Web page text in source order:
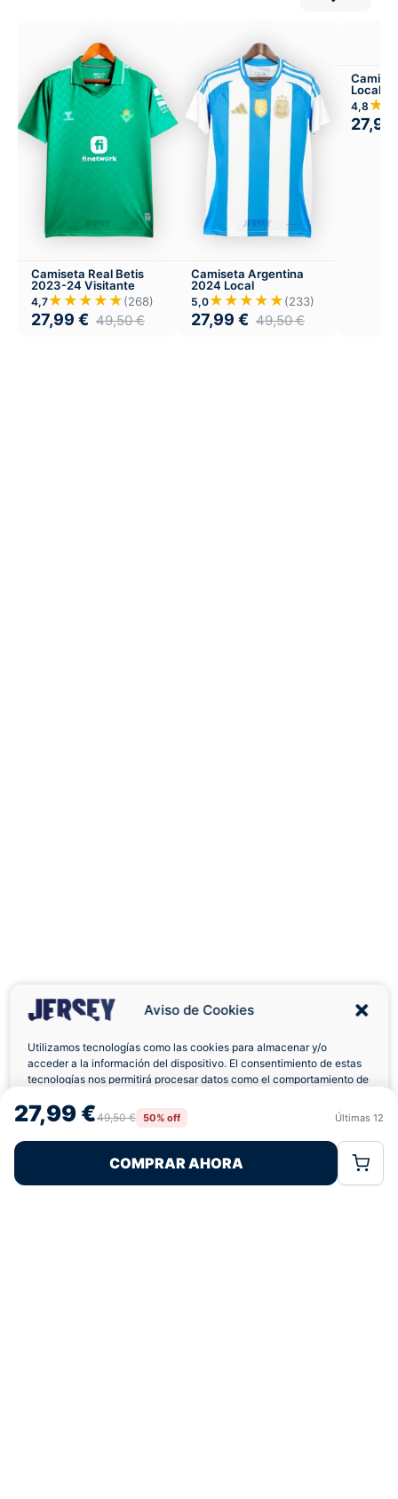
Aviso de Cookies
Utilizamos tecnologías como las cookies para almacenar y/o
acceder a la información del dispositivo. El consentimiento de estas
tecnologías nos permitirá procesar datos como el comportamiento de
retirar el consentimiento, puede afectar negativamente a ciertas
características y funciones.
Rechazar
Política de CookiesPolítica de Privacidad
27,99 €49,50 € 50% off Últimas 12
COMPRAR AHORA
Camiseta Real Betis
2023-24 Visitante
4,7★★★★★(268)
27,99 € 49,50€
Camiseta Argentina
2024 Local
5,0★★★★★(233)
27,99 € 49,50€
Local
4,8
27,99
Envíos a Domicilio Devolución 7 Días
Pagos 100% Seguros Ofertas Sin Límites